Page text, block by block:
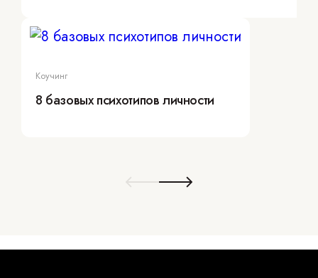
Коучинг
8 базовых психотипов личности